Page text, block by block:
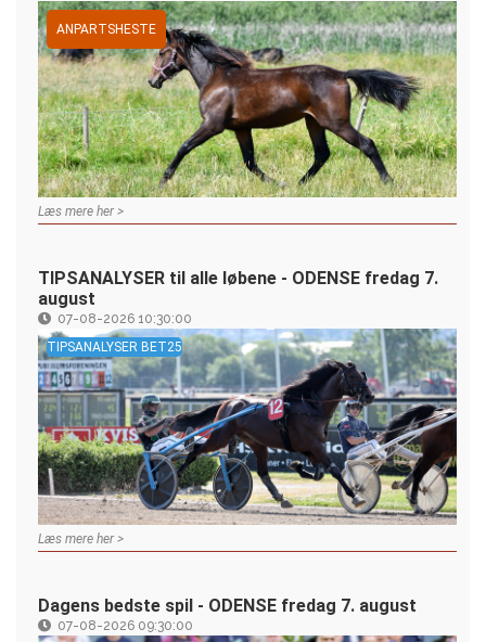
ANPARTSHESTE
Læs mere her >
TIPSANALYSER til alle løbene - ODENSE fredag 7.
august
07-08-2026 10:30:00
TIPSANALYSER BET25
Læs mere her >
Dagens bedste spil - ODENSE fredag 7. august
07-08-2026 09:30:00